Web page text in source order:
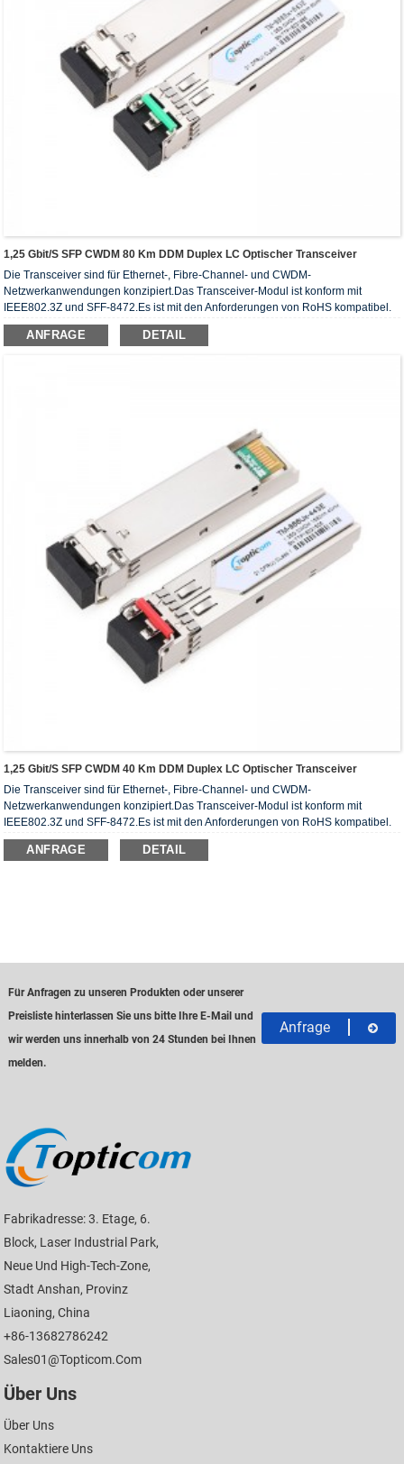
1,25 Gbit/s SFP CWDM 80 Km DDM Duplex LC Optischer Transceiver
Die Transceiver sind für Ethernet-, Fibre-Channel- und CWDM-
Netzwerkanwendungen konzipiert.Das Transceiver-Modul ist konform mit
IEEE802.3Z und SFF-8472.Es ist mit den Anforderungen von RoHS kompatibel.
ANFRAGE DETAIL
1,25 Gbit/s SFP CWDM 40 Km DDM Duplex LC Optischer Transceiver
Die Transceiver sind für Ethernet-, Fibre-Channel- und CWDM-
Netzwerkanwendungen konzipiert.Das Transceiver-Modul ist konform mit
IEEE802.3Z und SFF-8472.Es ist mit den Anforderungen von RoHS kompatibel.
ANFRAGE DETAIL
Für Anfragen zu unseren Produkten oder unserer
Preisliste hinterlassen Sie uns bitte Ihre E-Mail und
wir werden uns innerhalb von 24 Stunden bei Ihnen
melden.
Anfrage
Fabrikadresse: 3. Etage, 6.
Block, Laser Industrial Park,
Neue Und High-Tech-Zone,
Stadt Anshan, Provinz
Liaoning, China
+86-13682786242
Sales01@topticom.com
Über Uns
Über Uns
Kontaktiere Uns